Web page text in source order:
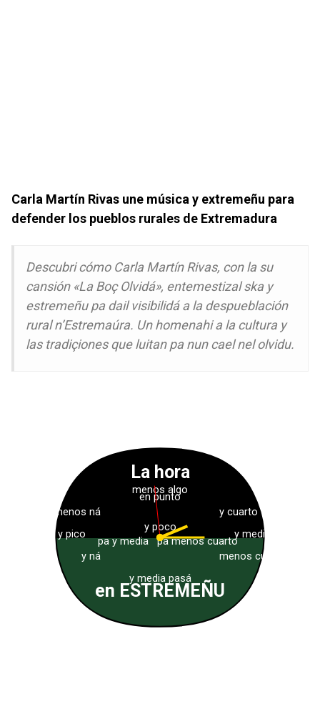
Carla Martín Rivas une música y extremeñu para
defender los pueblos rurales de Extremadura
Descubri cómo Carla Martín Rivas, con la su
cansión «La Boç Olvidá», entemestizal ska y
estremeñu pa dail visibilidá a la despueblación
rural n’Estremaúra. Un homenahi a la cultura y
las tradiçiones que luitan pa nun cael nel olvidu.
La hora
en ESTREMEÑU
en punto
y cuarto
y media
menos cuarto
y ná
y pico
menos ná
menos algo
pa menos cuarto
pa y media
y media pasá
y poco